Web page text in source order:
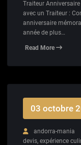
Traiteur
avec un Traiteur :
anniversaire
année de plus…
Read More
03 octobre
andorra-mania
devis, expérience